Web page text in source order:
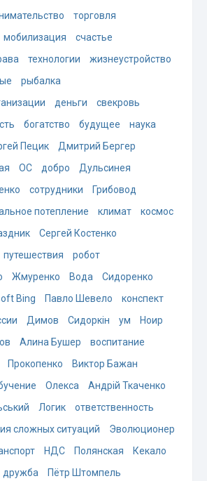
торговля
мобилизация
счастье
технологии
жизнеустройство
рыбалка
деньги
свекровь
богатство будущее
наука
Пецик
Дмитрий Бергер
ОС добро
Дульсинея
сотрудники
Грибовод
потепление климат
космос
Сергей Костенко
путешествия
робот
Жмуренко Вода
Сидоренко
Bing Павло Шевело
конспект
Димов Сидоркін ум
Ноир
Алина Бушер
воспитание
Прокопенко
Виктор Бажан
Олекса
Андрій Ткаченко
Логик
ответственность
сложных ситуаций
Эволюционер
НДС Полянская
Кекало
дружба
Пётр Штомпель